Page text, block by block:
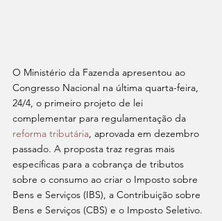
O Ministério da Fazenda apresentou ao
Congresso Nacional na última quarta-feira,
24/4, o primeiro projeto de lei
complementar para regulamentação da
reforma tributária, aprovada em dezembro
passado. A proposta traz regras mais
específicas para a cobrança de tributos
sobre o consumo ao criar o Imposto sobre
Bens e Serviços (IBS), a Contribuição sobre
Bens e Serviços (CBS) e o Imposto Seletivo.